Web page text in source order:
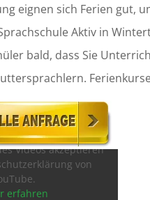
eignen sich Ferien gut,
Aktiv in
bald, dass Sie
Videos akzeptieren
von
erfahren